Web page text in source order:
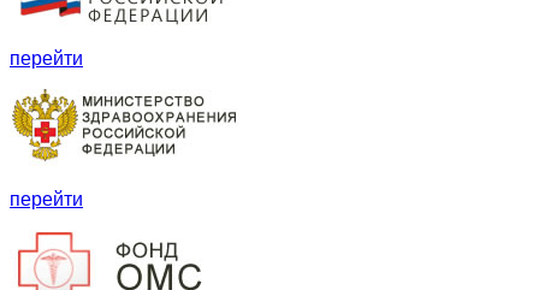
перейти
перейти